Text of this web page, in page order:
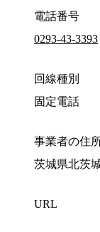
電話番号
0293-43-3393
回線種別
固定電話
事業者の住
茨城県北茨
URL